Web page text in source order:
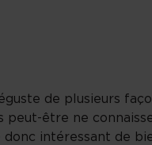
de plusieurs
peut-être ne
donc intéressant de